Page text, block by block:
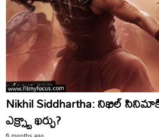
Nikhil Siddhartha: నిఖిల్
ఎక్స్ట్రా ఖర్చు?